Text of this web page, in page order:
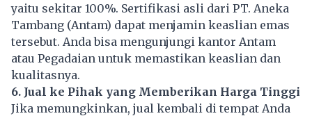
yaitu sekitar 100%. Sertifikasi asli dari PT. Aneka
Tambang (Antam) dapat menjamin keaslian emas
tersebut. Anda bisa mengunjungi kantor Antam
atau Pegadaian untuk memastikan keaslian dan
kualitasnya.
6. Jual ke Pihak yang Memberikan Harga Tinggi
Jika memungkinkan, jual kembali di tempat Anda